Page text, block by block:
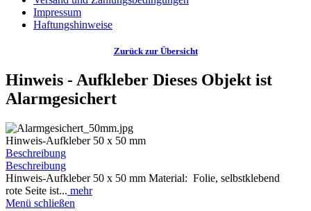
Impressum
Haftungshinweise
Zurück zur Übersicht
Hinweis - Aufkleber Dieses Objekt ist
Alarmgesichert
Hinweis-Aufkleber 50 x 50 mm
Beschreibung
Beschreibung
Hinweis-Aufkleber 50 x 50 mm Material: Folie, selbstklebend
rote Seite ist... mehr
Menü schließen